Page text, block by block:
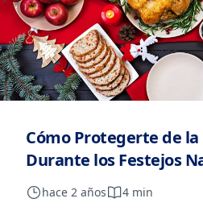
Cómo Protegerte de
Durante los Festejos
hace 2 años 4 min